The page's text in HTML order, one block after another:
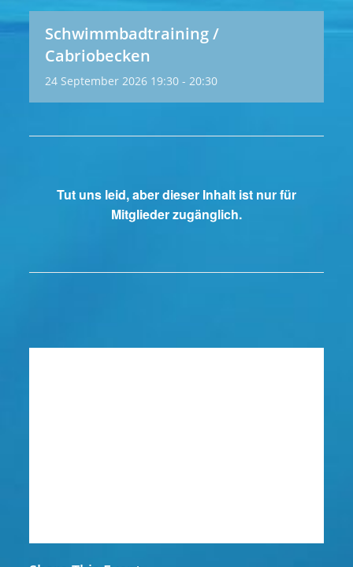
Schwimmbadtraining /
Cabriobecken
24 September 2026 19:30 - 20:30
Tut uns leid, aber dieser Inhalt ist nur für
Mitglieder zugänglich.